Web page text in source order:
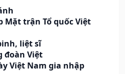
Mặt trận Tổ quốc Việt
liệt sĩ
đoàn Việt
Việt Nam gia nhập